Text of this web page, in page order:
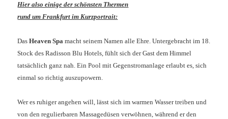
Hier also einige der schönsten Thermen
rund um Frankfurt im Kurzportrait:
DasHeaven Spamacht seinem Namen alle Ehre. Untergebracht im 18.
Stock des Radisson Blu Hotels, fühlt sich der Gast dem Himmel
tatsächlich ganz nah. Ein Pool mit Gegenstromanlage erlaubt es, sich
einmal so richtig auszupowern.
Wer es ruhiger angehen will, lässt sich im warmen Wasser treiben und
von den regulierbaren Massagedüsen verwöhnen, während er den